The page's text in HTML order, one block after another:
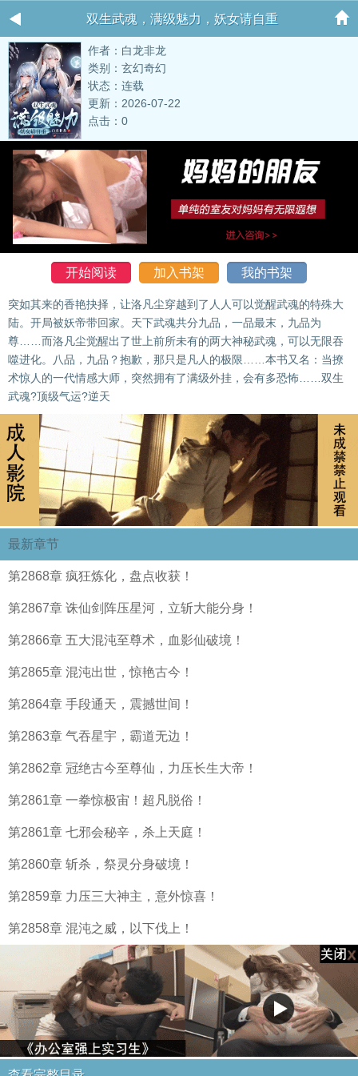
双生武魂，满级魅力，妖女请自重
作者：白龙非龙
类别：玄幻奇幻
状态：连载
更新：2026-07-22
点击：0
开始阅读 加入书架 我的书架
突如其来的香艳抉择，让洛凡尘穿越到了人人可以觉醒武魂的特殊大
陆。开局被妖帝带回家。天下武魂共分九品，一品最末，九品为
尊……而洛凡尘觉醒出了世上前所未有的两大神秘武魂，可以无限吞
噬进化。八品，九品？抱歉，那只是凡人的极限……本书又名：当撩
术惊人的一代情感大师，突然拥有了满级外挂，会有多恐怖……双生
武魂?顶级气运?逆天
最新章节
第2868章 疯狂炼化，盘点收获！
第2867章 诛仙剑阵压星河，立斩大能分身！
第2866章 五大混沌至尊术，血影仙破境！
第2865章 混沌出世，惊艳古今！
第2864章 手段通天，震撼世间！
第2863章 气吞星宇，霸道无边！
第2862章 冠绝古今至尊仙，力压长生大帝！
第2861章 一拳惊极宙！超凡脱俗！
第2861章 七邪会秘辛，杀上天庭！
第2860章 斩杀，祭灵分身破境！
第2859章 力压三大神主，意外惊喜！
第2858章 混沌之威，以下伐上！